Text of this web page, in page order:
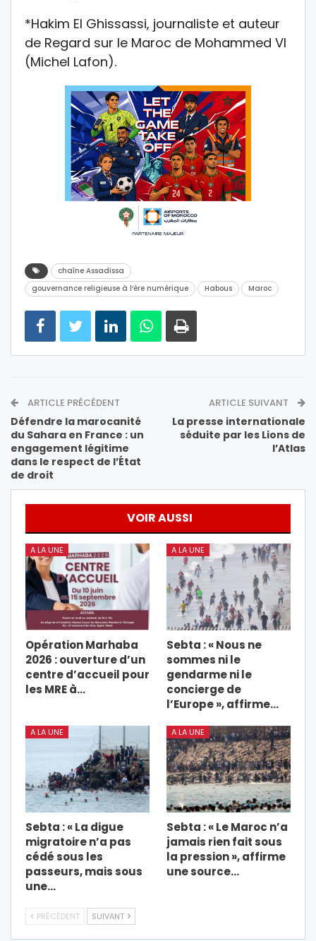
*Hakim El Ghissassi, journaliste et auteur
de Regard sur le Maroc de Mohammed VI
(Michel Lafon).
chaîne Assadissa
gouvernance religieuse à l’ère numérique
Habous Maroc
ARTICLE PRÉCÉDENT
Défendre la marocanité
du Sahara en France : un
engagement légitime
dans le respect de l’État
de droit
ARTICLE SUIVANT
La presse internationale
séduite par les Lions de
l’Atlas
VOIR AUSSI
A LA UNE
Opération Marhaba
2026 : ouverture d’un
centre d’accueil pour
les MRE à…
A LA UNE
Sebta : « Nous ne
sommes ni le
gendarme ni le
concierge de
l’Europe », affirme…
A LA UNE
Sebta : « La digue
migratoire n’a pas
cédé sous les
passeurs, mais sous
une…
A LA UNE
Sebta : « Le Maroc n’a
jamais rien fait sous
la pression », affirme
une source…
PRÉCÉDENT SUIVANT